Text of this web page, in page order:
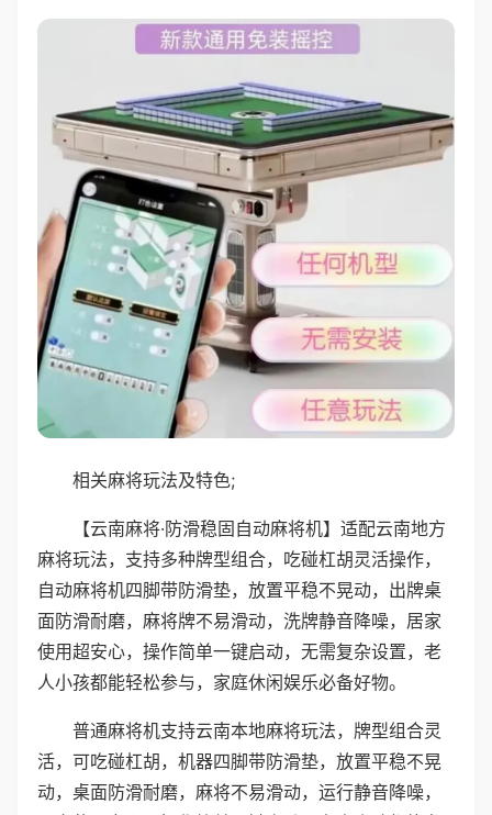
相关麻将玩法及特色;
【云南麻将·防滑稳固自动麻将机】适配云南地方
麻将玩法，支持多种牌型组合，吃碰杠胡灵活操作，
自动麻将机四脚带防滑垫，放置平稳不晃动，出牌桌
面防滑耐磨，麻将牌不易滑动，洗牌静音降噪，居家
使用超安心，操作简单一键启动，无需复杂设置，老
人小孩都能轻松参与，家庭休闲娱乐必备好物。
普通麻将机支持云南本地麻将玩法，牌型组合灵
活，可吃碰杠胡，机器四脚带防滑垫，放置平稳不晃
动，桌面防滑耐磨，麻将不易滑动，运行静音降噪，